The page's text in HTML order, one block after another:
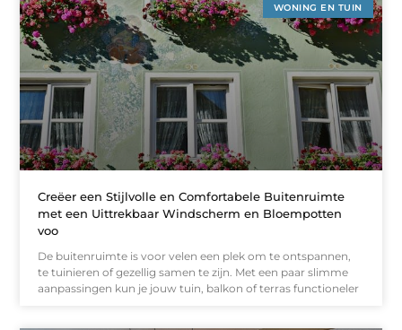
WONING EN TUIN
Creëer een Stijlvolle en Comfortabele Buitenruimte
met een Uittrekbaar Windscherm en Bloempotten
voo
De buitenruimte is voor velen een plek om te ontspannen,
te tuinieren of gezellig samen te zijn. Met een paar slimme
aanpassingen kun je jouw tuin, balkon of terras functioneler